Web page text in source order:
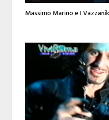
Massimo Marino e I